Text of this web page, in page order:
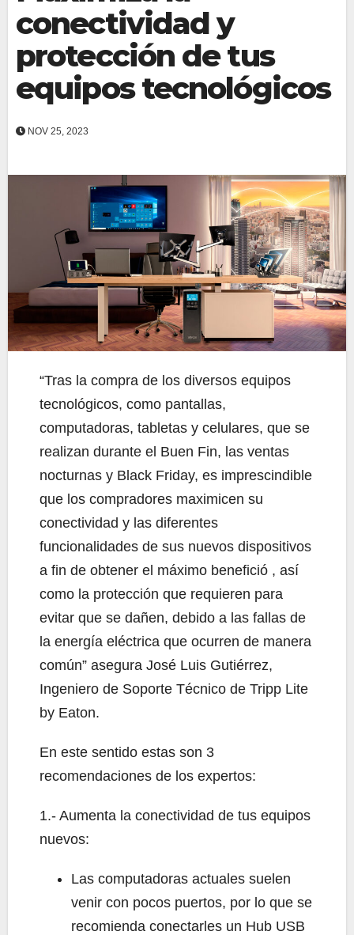
conectividad y
protección de tus
equipos tecnológicos
NOV 25, 2023
“Tras la compra de los diversos equipos
tecnológicos, como pantallas,
computadoras, tabletas y celulares, que se
realizan durante el Buen Fin, las ventas
nocturnas y Black Friday, es imprescindible
que los compradores maximicen su
conectividad y las diferentes
funcionalidades de sus nuevos dispositivos
a fin de obtener el máximo benefició , así
como la protección que requieren para
evitar que se dañen, debido a las fallas de
la energía eléctrica que ocurren de manera
común” asegura José Luis Gutiérrez,
Ingeniero de Soporte Técnico de Tripp Lite
by Eaton.
En este sentido estas son 3
recomendaciones de los expertos:
1.- Aumenta la conectividad de tus equipos
nuevos:
Las computadoras actuales suelen
venir con pocos puertos, por lo que se
recomienda conectarles un Hub USB